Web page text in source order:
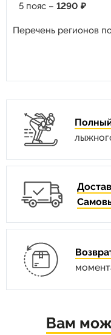
5 пояс – 1290 ₽
Перечень регионов
Вам